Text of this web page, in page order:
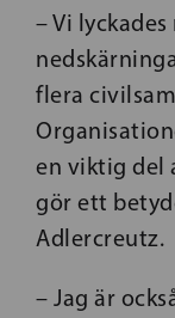
– Vi
flera
en viktig del
gör ett
Adlercreutz.
– Jag är